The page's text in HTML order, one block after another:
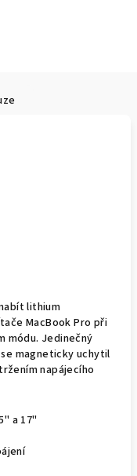
lithium
MacBook Pro při
módu. Jedinečný
magneticky uchytil
napájecího
a 17"